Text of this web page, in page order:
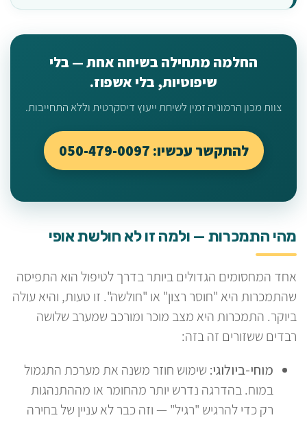
החלמה מתחילה בשיחה אחת — בלי
שיפוטיות, בלי אשפוז.
צוות מכון הרמוניה זמין לשיחת ייעוץ דיסקרטית וללא התחייבות.
להתקשר עכשיו: 050-479-0097
מהי התמכרות — ולמה זו לא חולשת אופי
אחד המחסומים הגדולים ביותר בדרך לטיפול הוא התפיסה
שהתמכרות היא "חוסר רצון" או "חולשה". זו טעות, והיא עולה
ביוקר. התמכרות היא מצב מוכר ומורכב שמערב שלושה
רבדים ששזורים זה בזה:
מוחי-ביולוגי: שימוש חוזר משנה את מערכת התגמול
במוח. בהדרגה נדרש יותר מהחומר או מההתנהגות
רק כדי להרגיש "רגיל" — וזה כבר לא עניין של בחירה